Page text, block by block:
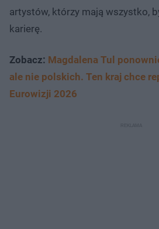
artystów, którzy mają wszystko,
karierę.
Zobacz: Magdalena Tul
ale nie polskich. Ten kraj chce
Eurowizji 2026